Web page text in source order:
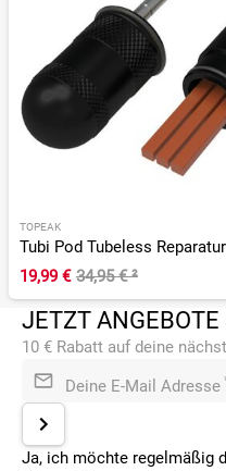
TOPEAK
Tubi Pod Tubeless
19,99 € 34,95 €²
JETZT ANGEBOTE
10 € Rabatt auf deine
Deine E-Mail Adresse
Ja, ich möchte regelmäßig